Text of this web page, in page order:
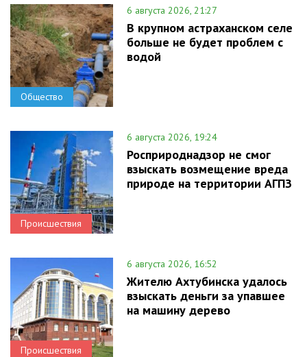
Общество
6 августа 2026, 21:27
В крупном астраханском селе
больше не будет проблем с
водой
Происшествия
6 августа 2026, 19:24
Росприроднадзор не смог
взыскать возмещение вреда
природе на территории АГПЗ
Происшествия
6 августа 2026, 16:52
Жителю Ахтубинска удалось
взыскать деньги за упавшее
на машину дерево